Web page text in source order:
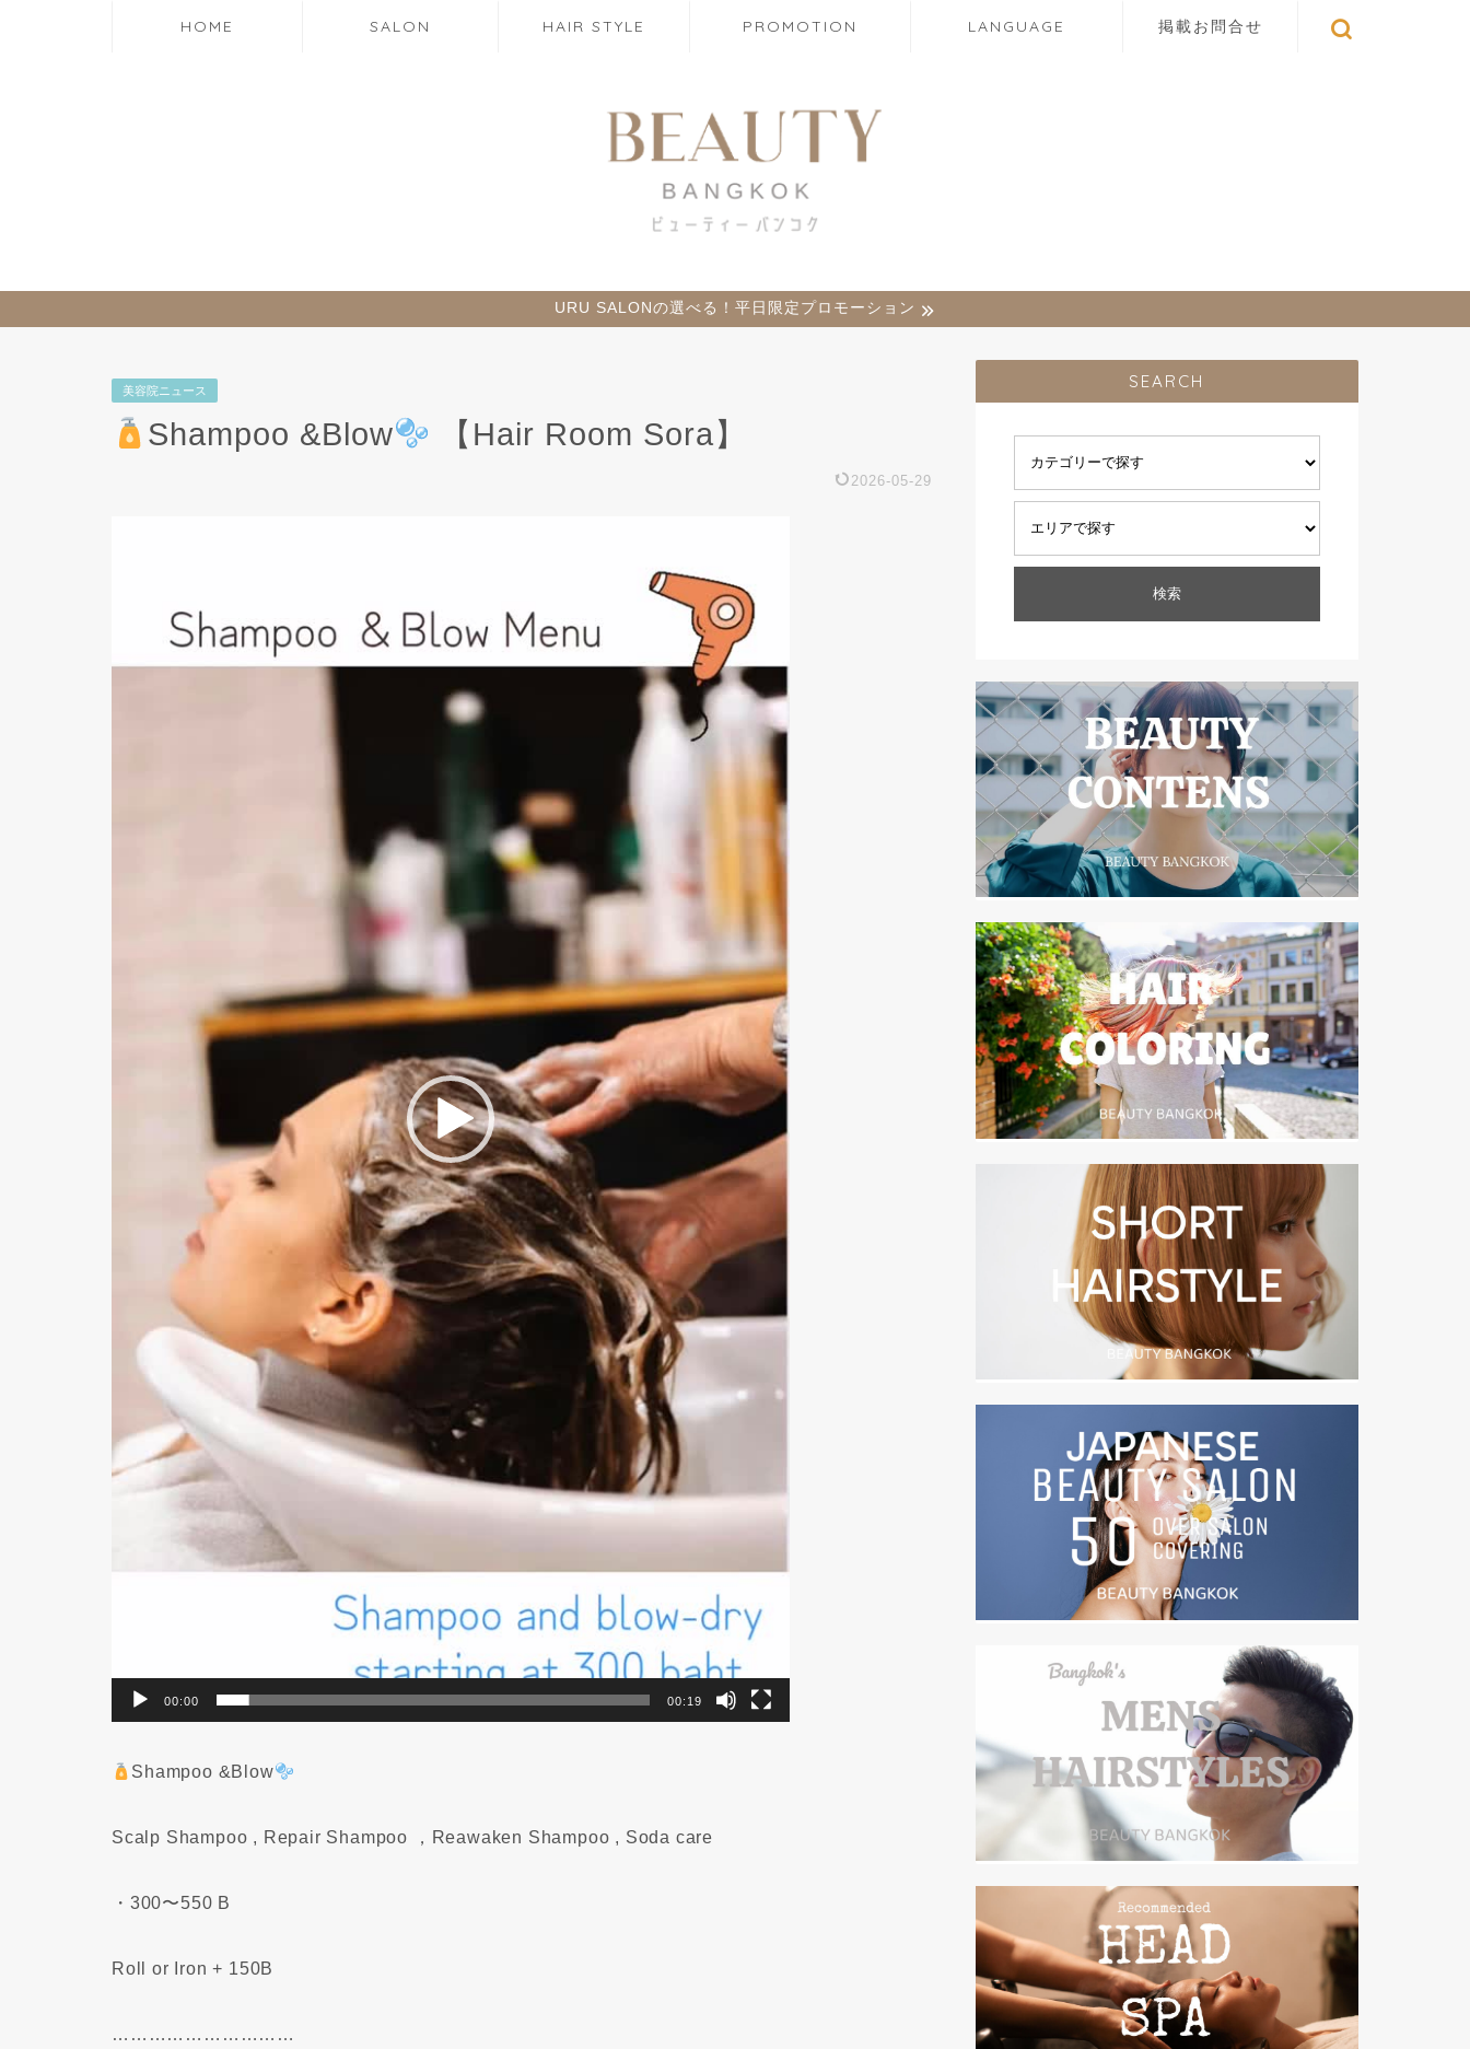
HOME SALON HAIR STYLE PROMOTION LANGUAGE 掲載お問合せ
URU SALONの選べる！平日限定プロモーション
美容院ニュース
Shampoo &Blow 【Hair Room Sora】
2026-05-29
ー
00:00 00:19
Shampoo &Blow
Scalp Shampoo , Repair Shampoo ，Reawaken Shampoo , Soda care
・300〜550 B
Roll or Iron + 150B
…………………………
SEARCH